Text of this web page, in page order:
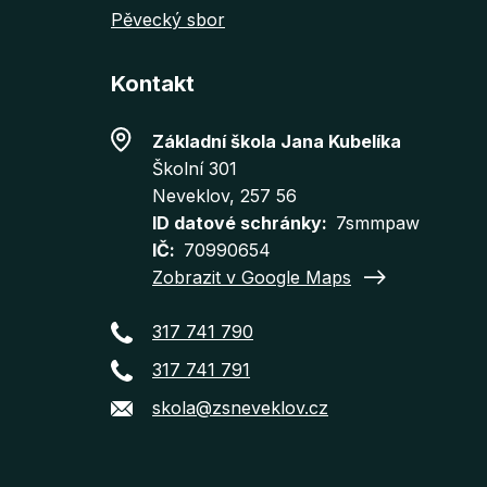
Pěvecký sbor
Kontakt
Základní škola Jana Kubelíka
Školní 301
Neveklov, 257 56
ID datové schránky
7smmpaw
IČ
70990654
Zobrazit v Google Maps
317 741 790
317 741 791
skola@zsneveklov.cz